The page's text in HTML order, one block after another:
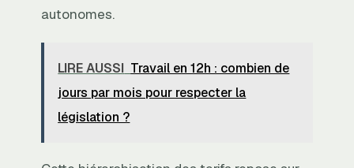
autonomes.
LIRE AUSSI Travail en 12h : combien de
jours par mois pour respecter la
législation ?